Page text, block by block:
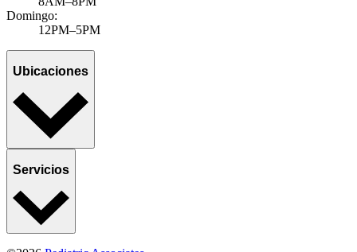
Domingo:
12PM–5PM
Ubicaciones
Servicios